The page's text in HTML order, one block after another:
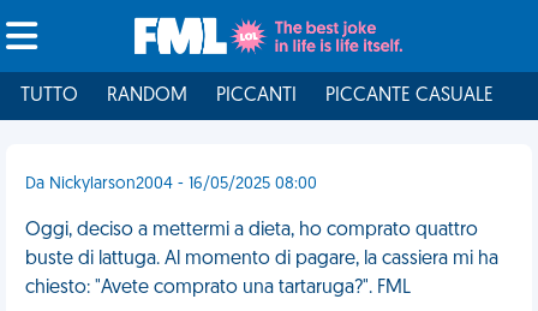
TUTTO RANDOM PICCANTI PICCANTE CASUALE
Da Nickylarson2004 - 16/05/2025 08:00
Oggi, deciso a mettermi a dieta, ho comprato quattro
buste di lattuga. Al momento di pagare, la cassiera mi ha
chiesto: "Avete comprato una tartaruga?". FML